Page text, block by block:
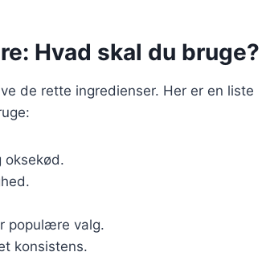
Hvad skal du bruge?
de rette ingredienser. Her er en liste
oksekød.
populære valg.
konsistens.